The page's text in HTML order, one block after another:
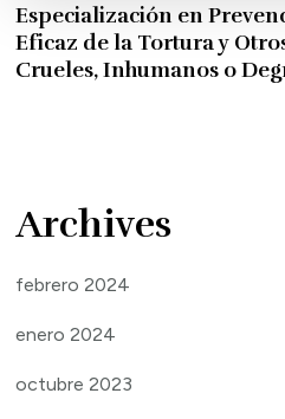
Especialización en
Eficaz de la Tortura y
Crueles, Inhumanos o
Archives
febrero 2024
enero 2024
octubre 2023